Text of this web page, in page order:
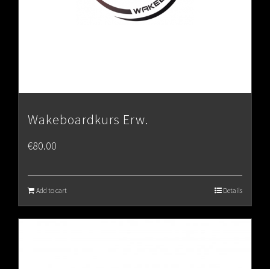
Wakeboardkurs Erw.
€80.00
Add to cart Details